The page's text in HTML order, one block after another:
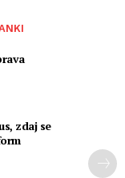
zdaj se